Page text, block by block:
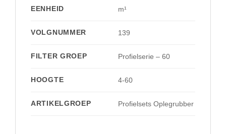
EENHEID m¹
VOLGNUMMER 139
FILTER GROEP Profielserie – 60
HOOGTE 4-60
ARTIKELGROEP Profielsets Oplegrubber